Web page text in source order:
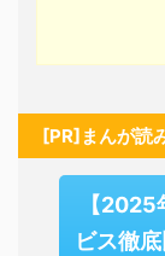
[PR]まんが読
【
ビス徹